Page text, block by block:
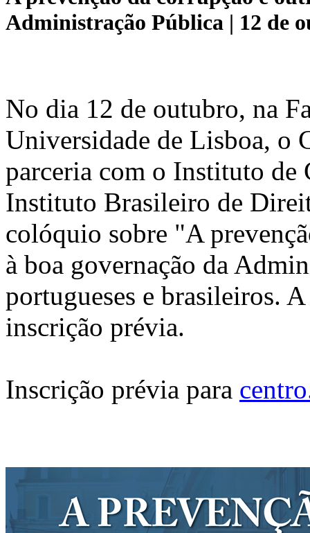
Administração Pública | 12 de
No dia 12 de outubro, na
Universidade de Lisboa, o
parceria com o Instituto de
Instituto Brasileiro de
colóquio sobre "A
à boa governação da
portugueses e brasileiros.
inscrição prévia.
Inscrição prévia para